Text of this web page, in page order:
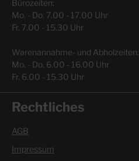
Bürozeiten:
Mo. - Do. 7.00 - 17.00 Uhr
Fr. 7.00 - 15.30 Uhr
Warenannahme- und Abholzeiten:
Mo. - Do. 6.00 - 16.00 Uhr
Fr. 6.00 - 15.30 Uhr
Rechtliches
AGB
Impressum